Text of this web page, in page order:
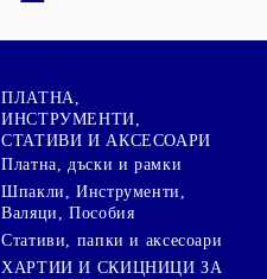
ПЛАТНА,
ИНСТРУМЕНТИ,
СТАТИВИ И АКСЕСОАРИ
Платна, дъски и рамки
Шпакли, Инструменти,
Валяци, Пособия
Стативи, папки и аксесоари
ХАРТИИ И СКИЦНИЦИ ЗА